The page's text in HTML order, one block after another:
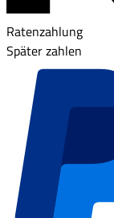
Ratenzahlung
Später zahlen